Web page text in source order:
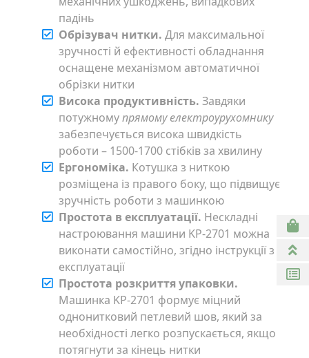
падінь
Обрізувач нитки. Для максимальної
зручності й ефективності обладнання
оснащене механізмом автоматичної
обрізки нитки
Висока продуктивність. Завдяки
потужномупрямому електроурухомнику
забезпечується висока швидкість
роботи – 1500-1700 стібків за хвилину
Ергономіка. Котушка з ниткою
розміщена із правого боку, що підвищує
зручність роботи з машинкою
Простота в експлуатації. Нескладні
настроювання машини KP-2701 можна
виконати самостійно, згідно інструкції з
експлуатації
Простота розкриття упаковки.
Машинка KP-2701 формує міцний
однонитковий петлевий шов, який за
необхідності легко розпускається, якщо
потягнути за кінець нитки